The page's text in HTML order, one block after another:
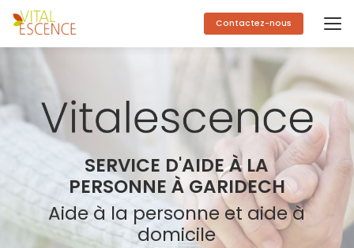
Aller
au
contenu
principal
Contactez-nous
SERVICE D'AIDE À LA
PERSONNE À GARIDECH
Aide à la personne et aide à
domicile